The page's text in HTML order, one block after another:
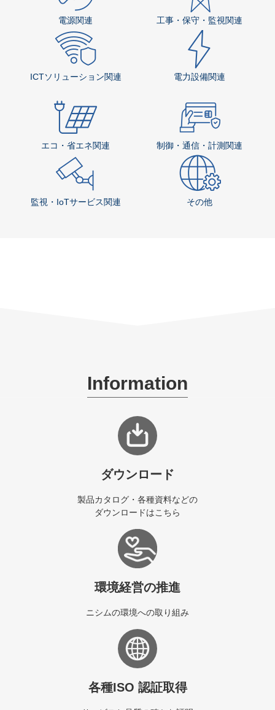
電源関連 工事・保守・監視関連
ICTソリューション関連 電力設備関連
エコ・省エネ関連 制御・通信・計測関連
監視・IoTサービス関連 その他
Information
ダウンロード
製品カタログ・各種資料などの
ダウンロードはこちら
環境経営の推進
ニシムの環境への取り組み
各種ISO 認証取得